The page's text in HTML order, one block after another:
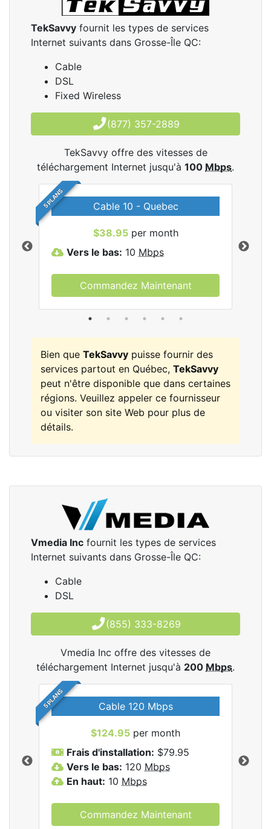
TekSavvy fournit les types de services
Internet suivants dans Grosse-Île QC:
Cable
DSL
Fixed Wireless
(877) 357-2889
TekSavvy offre des vitesses de
téléchargement Internet jusqu'à 100 Mbps.
5 PLANS Cable 10 - Quebec
$38.95per month
Vers le bas: 10 Mbps
Commandez Maintenant
Bien que TekSavvy puisse fournir des
services partout en Québec, TekSavvy
peut n'être disponible que dans certaines
régions. Veuillez appeler ce fournisseur
ou visiter son site Web pour plus de
détails.
Vmedia Inc fournit les types de services
Internet suivants dans Grosse-Île QC:
Cable
DSL
(855) 333-8269
Vmedia Inc offre des vitesses de
téléchargement Internet jusqu'à 200 Mbps.
5 PLANS Cable 120 Mbps
$124.95 per month
Frais d'installation: $79.95
Vers le bas: 120 Mbps
En haut: 10 Mbps
Commandez Maintenant